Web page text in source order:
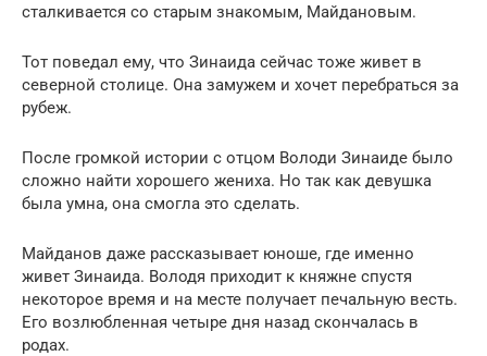
сталкивается со старым знакомым, Майдановым.
Тот поведал ему, что Зинаида сейчас тоже живет в
северной столице. Она замужем и хочет перебраться за
рубеж.
После громкой истории с отцом Володи Зинаиде было
сложно найти хорошего жениха. Но так как девушка
была умна, она смогла это сделать.
Майданов даже рассказывает юноше, где именно
живет Зинаида. Володя приходит к княжне спустя
некоторое время и на месте получает печальную весть.
Его возлюбленная четыре дня назад скончалась в
родах.